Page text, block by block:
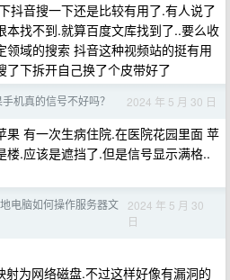
抖音搜一下还是比较有用了.有人说了
本找不到.就算百度文库找到了..要么收
领域的搜索 抖音这种视频站的挺有用
了下拆开自己换了个皮带好了
机真的信号不好吗？ 2024 年 5 月 30 日
果 有一次生病住院.在医院花园里面 苹
.应该是遮挡了.但是信号显示满格..
电脑如何操作服务器文
2024 年 5 月 30
日
为网络磁盘.不过这样好像有漏洞的